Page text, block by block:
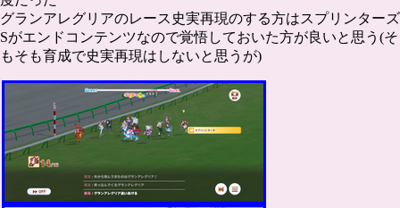
グランアレグリアのレース史実再現のする方はスプリンターズ
Sがエンドコンテンツなので覚悟しておいた方が良いと思う(そ
もそも育成で史実再現はしないと思うが)